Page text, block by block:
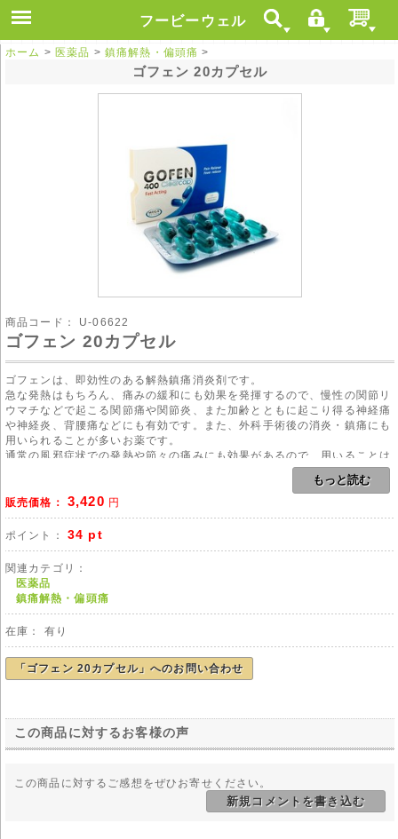
フービーウェル
ホーム > 医薬品 > 鎮痛解熱・偏頭痛 >
ゴフェン 20カプセル
商品コード： U-06622
ゴフェン 20カプセル
ゴフェンは、即効性のある解熱鎮痛消炎剤です。
急な発熱はもちろん、痛みの緩和にも効果を発揮するので、慢性の関節リ
ウマチなどで起こる関節痛や関節炎、また加齢とともに起こり得る神経痛
や神経炎、背腰痛などにも有効です。また、外科手術後の消炎・鎮痛にも
用いられることが多いお薬です。
通常の風邪症状での発熱や節々の痛みにも効果があるので、用いることは
可能ですが、その場合、頓服にて用いるようにしてください。
症状の緩和が見られたら、速やかに使用を中止してください。
また、四十肩や五十肩、通常の肩こりといった痛みに用いる場合も、痛み
が緩和したらできるだけ服用は中止してください。
ゴフェンには痛みや発熱の予防としての作用はありませんから、無駄な副
作用を避けるためにも、痛みの症状に応じて、用量を加減したり、あるい
は使用中止したりといった配慮は必要です。
慢性的な関節リウマチの場合に限り、痛み緩和を実感できるまで服用する
ことができますが、その場合でも、必ずかかりつけの医師の指示を仰ぎ、
なお、18歳以下の子供、及び妊産婦、授乳中といった人は使用しないでく
ださい。
用法
副作用
りません。高齢者や服用期間が長くなってしまう場合は、症状が重くなる
可能性もありますから、注意が必要です。
もっと読む
販売価格： 3,420 円
ポイント： 34 pt
関連カテゴリ：
医薬品
鎮痛解熱・偏頭痛
在庫： 有り
「ゴフェン 20カプセル」へのお問い合わせ
この商品に対するお客様の声
この商品に対するご感想をぜひお寄せください。
新規コメントを書き込む